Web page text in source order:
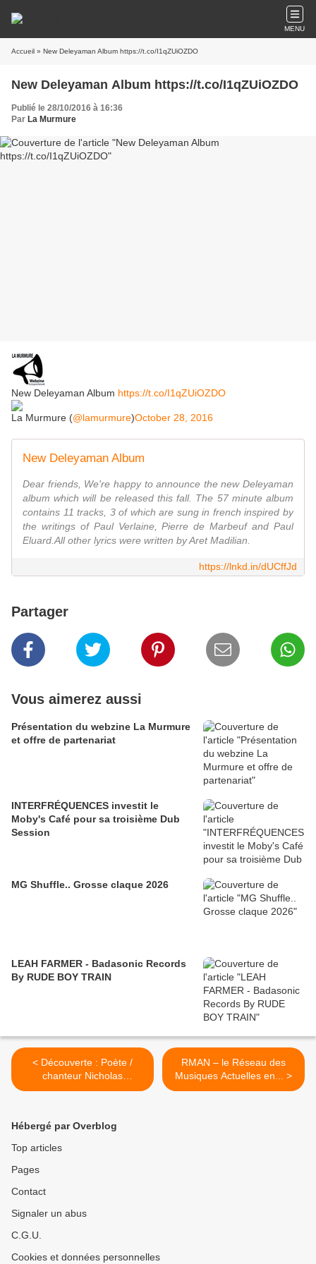
MENU
Accueil » New Deleyaman Album https://t.co/I1qZUiOZDO
New Deleyaman Album https://t.co/I1qZUiOZDO
Publié le 28/10/2016 à 16:36
Par La Murmure
New Deleyaman Album https://t.co/I1qZUiOZDO
La Murmure (@lamurmure)October 28, 2016
New Deleyaman Album
Dear friends, We're happy to announce the new Deleyaman
album which will be released this fall. The 57 minute album
contains 11 tracks, 3 of which are sung in french inspired by
the writings of Paul Verlaine, Pierre de Marbeuf and Paul
Eluard.All other lyrics were written by Aret Madilian.
https://lnkd.in/dUCffJd
Partager
Vous aimerez aussi
Présentation du webzine La Murmure
et offre de partenariat
INTERFRÉQUENCES investit le
Moby's Café pour sa troisième Dub
Session
MG Shuffle.. Grosse claque 2026
LEAH FARMER - Badasonic Records
By RUDE BOY TRAIN
< Découverte : Poète /
chanteur Nicholas
Lhasare....
RMAN – le Réseau des
Musiques Actuelles en... >
Hébergé par Overblog
Top articles
Pages
Contact
Signaler un abus
C.G.U.
Cookies et données personnelles